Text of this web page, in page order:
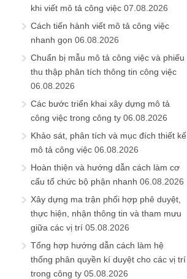
khi viết mô tả công việc 07.08.2026
Cách tiến hành viết mô tả công việc
nhanh gọn 06.08.2026
Chuẩn bị mẫu mô tả công việc và phiếu
thu thập phân tích thông tin công việc
06.08.2026
Các bước triển khai xây dựng mô tả
công việc trong công ty 06.08.2026
Khảo sát, phân tích và mục đích thiết kế
mô tả công việc 06.08.2026
Hoàn thiện và hướng dẫn cách làm cơ
cấu tổ chức bộ phận nhanh 06.08.2026
Xây dựng ma trận phối hợp phê duyệt,
thực hiện, nhận thông tin và tham mưu
giữa các vị trí 05.08.2026
Tổng hợp hướng dẫn cách làm hệ
thống phân quyền kí duyệt cho các vị trí
trong công ty 05.08.2026